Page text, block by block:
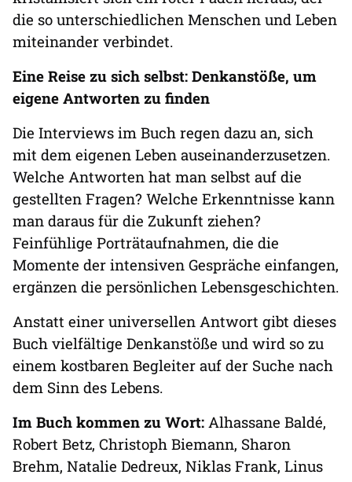
die so unterschiedlichen Menschen und Leben
miteinander verbindet.
Eine Reise zu sich selbst: Denkanstöße, um
eigene Antworten zu finden
Die Interviews im Buch regen dazu an, sich
mit dem eigenen Leben auseinanderzusetzen.
Welche Antworten hat man selbst auf die
gestellten Fragen? Welche Erkenntnisse kann
man daraus für die Zukunft ziehen?
Feinfühlige Porträtaufnahmen, die die
Momente der intensiven Gespräche einfangen,
ergänzen die persönlichen Lebensgeschichten.
Anstatt einer universellen Antwort gibt dieses
Buch vielfältige Denkanstöße und wird so zu
einem kostbaren Begleiter auf der Suche nach
dem Sinn des Lebens.
Im Buch kommen zu Wort: Alhassane Baldé,
Robert Betz, Christoph Biemann, Sharon
Brehm, Natalie Dedreux, Niklas Frank, Linus